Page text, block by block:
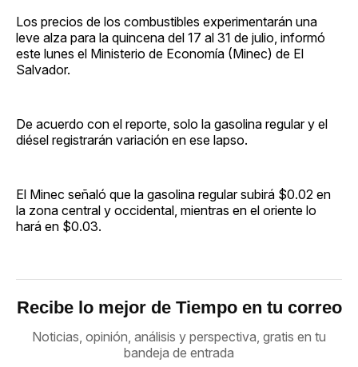
Los precios de los combustibles experimentarán una
leve alza para la quincena del 17 al 31 de julio, informó
este lunes el Ministerio de Economía (Minec) de El
Salvador.
De acuerdo con el reporte, solo la gasolina regular y el
diésel registrarán variación en ese lapso.
El Minec señaló que la gasolina regular subirá $0.02 en
la zona central y occidental, mientras en el oriente lo
hará en $0.03.
Recibe lo mejor de Tiempo en tu correo
Noticias, opinión, análisis y perspectiva, gratis en tu
bandeja de entrada